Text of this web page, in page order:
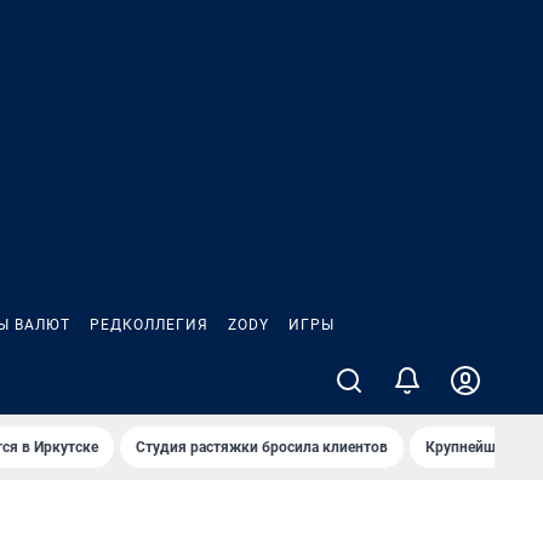
ВАЛЮТ РЕДКОЛЛЕГИЯ ZODY ИГРЫ
в Иркутске Студия растяжки бросила клиентов Крупнейшие